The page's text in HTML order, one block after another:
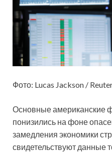
Фото: Lucas Jackson /
Основные американские
понизились на фоне
замедления экономики
свидетельствуют данные